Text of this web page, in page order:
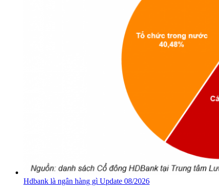
Hdbank là ngân hàng gì Update 08/2026